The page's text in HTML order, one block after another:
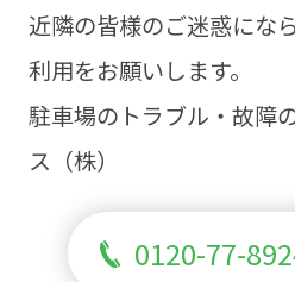
近隣の皆様のご迷惑にな
利用をお願いします。
駐車場のトラブル・故障
ス（株）
0120-77-